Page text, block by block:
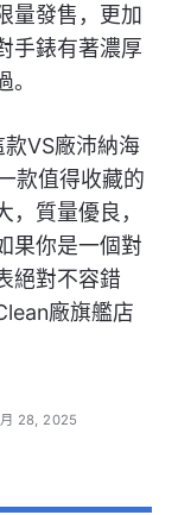
量發售，更加
手錶有著濃厚
VS廠沛納海
款值得收藏的
質量優良，
果你是一個對
絕對不容錯
廠旗艦店
28, 2025